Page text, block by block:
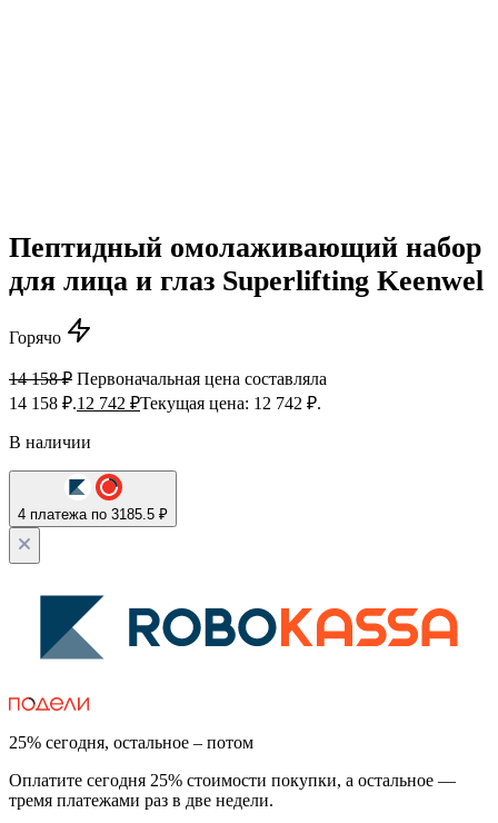
Пептидный омолаживающий набор
для лица и глаз Superlifting Keenwel
Горячо
14 158₽ Первоначальная цена составляла
14 158 ₽.12 742 ₽Текущая цена: 12 742 ₽.
В наличии
4 платежа по 3185.5 ₽
25% сегодня, остальное – потом
Оплатите сегодня 25% стоимости покупки, а остальное —
тремя платежами раз в две недели.